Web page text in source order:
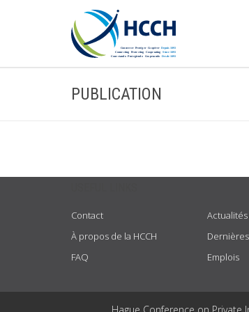
PUBLICATION
Contact
À propos de la HCCH
FAQ
Emplois